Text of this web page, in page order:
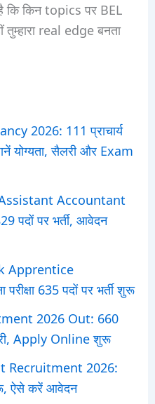
कि किन topics पर BEL
तुम्हारा real edge बनता
2026: 111 प्राचार्य
योग्यता, सैलरी और Exam
Accountant
पदों पर भर्ती, आवेदन
Apprentice
635 पदों पर भर्ती शुरू
2026 Out: 660
Apply Online शुरू
Recruitment 2026:
ऐसे करें आवेदन